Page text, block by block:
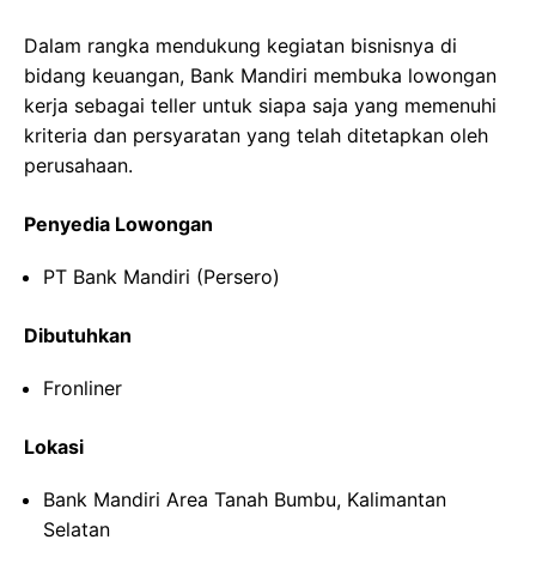
Dalam rangka mendukung kegiatan bisnisnya di
bidang keuangan, Bank Mandiri membuka lowongan
kerja sebagai teller untuk siapa saja yang memenuhi
kriteria dan persyaratan yang telah ditetapkan oleh
perusahaan.
Penyedia Lowongan
PT Bank Mandiri (Persero)
Dibutuhkan
Fronliner
Lokasi
Bank Mandiri Area Tanah Bumbu, Kalimantan
Selatan